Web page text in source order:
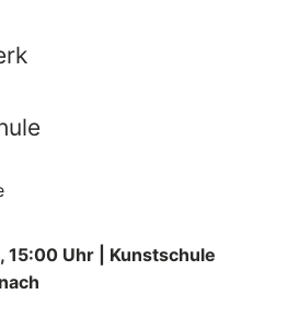
15:00 Uhr | Kunstschule